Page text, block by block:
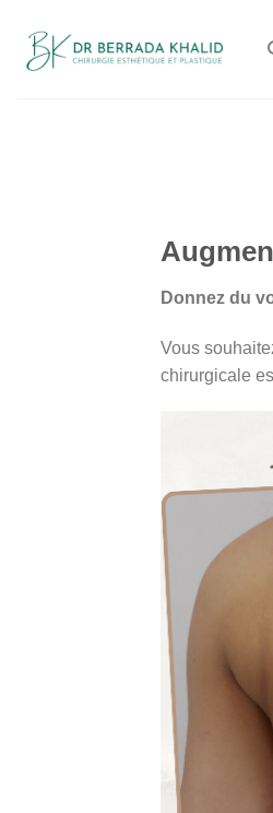
content
Donnez du
Vous
chirurgicale